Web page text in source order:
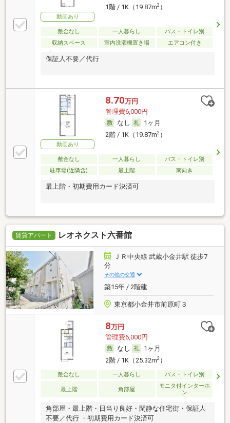
動画あり
1階 / 1K（19.87m2）
敷金なし 一人暮らし
バス・トイレ別
収納スペース
室内洗濯機置き場 エアコン付き
保証人不要／代行
動画あり
8.70万円
管理費6,000円
なし
1ヶ月
2階 / 1K（19.87m2）
敷金なし 一人暮らし
バス・トイレ別
駐車場(近隣含)
最上階 南向き
最上階・初期費用カード決済可
賃貸アパート レオネクスト六番館
ＪＲ中央線 武蔵小金井駅 徒歩7
分
その他の交通
築15年 / 2階建
東京都小金井市前原町３
8万円
管理費6,000円
なし
1ヶ月
2階 / 1K（25.32m2）
敷金なし 一人暮らし バス・トイレ別
最上階 角部屋
モニタ付インターホ
ン
角部屋・最上階・日当り良好・閑静な住宅街・保証人
不要／代行 ・初期費用カード決済可